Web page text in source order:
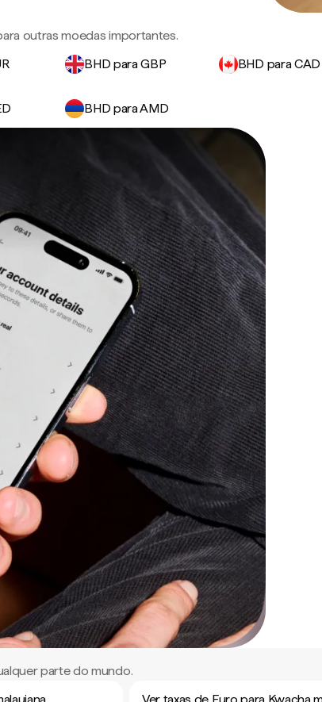
outras moedas importantes.
BHD para GBP BHD para CAD
BHD para AMD
parte do mundo.